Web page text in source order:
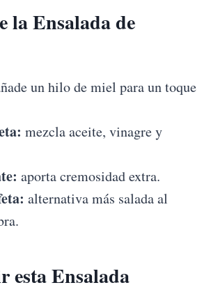
la Ensalada de
un hilo de miel para un toque
mezcla aceite, vinagre y
aporta cremosidad extra.
alternativa más salada al
esta Ensalada